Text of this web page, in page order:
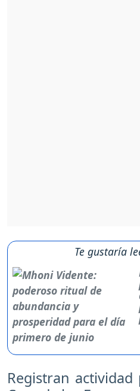
Te gustaría
Registran actividad